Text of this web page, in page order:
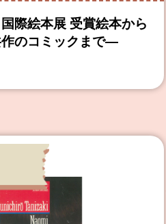
際絵本展 受賞絵本から
作のコミックまで―